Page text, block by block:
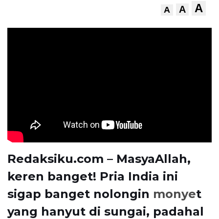
A A A
Redaksiku.com – MasyaAllah,
keren banget! Pria India ini
sigap banget nolongin monyet
yang hanyut di sungai, padahal